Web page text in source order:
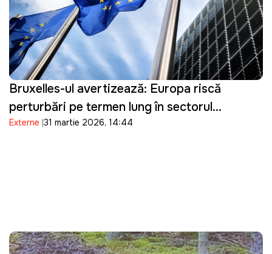
Bruxelles-ul avertizează: Europa riscă
perturbări pe termen lung în sectorul
energetic
Externe 31 martie 2026, 14:44